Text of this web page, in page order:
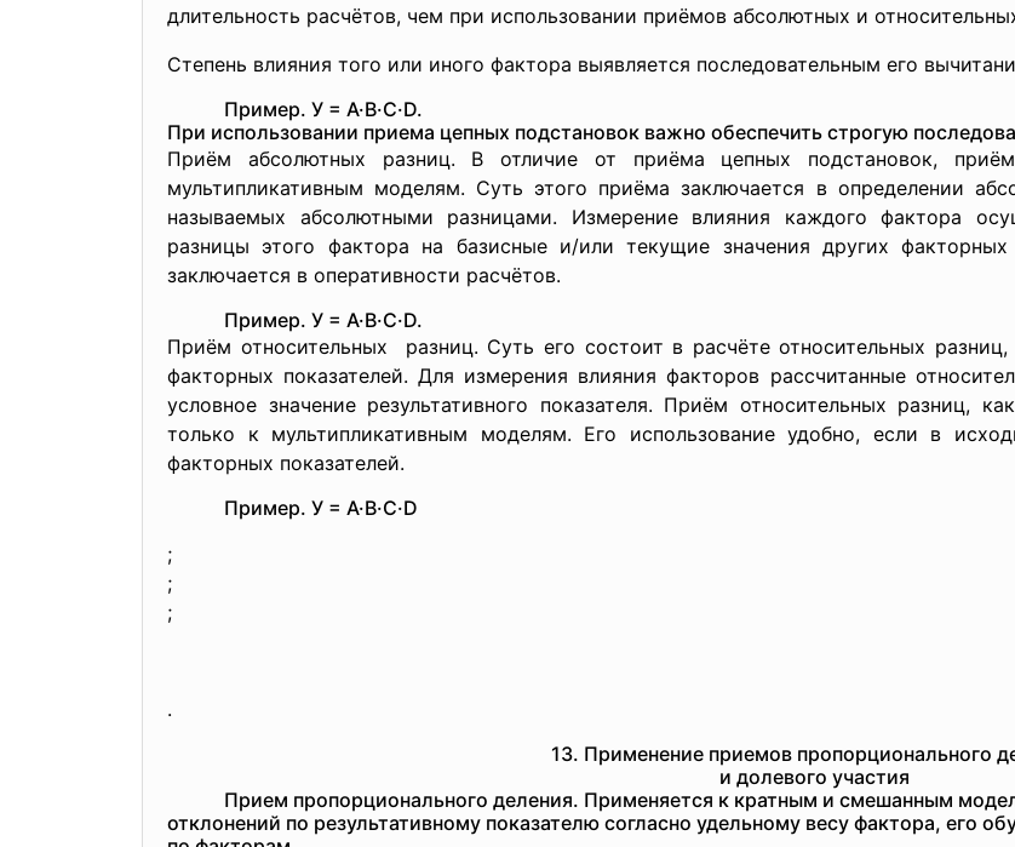
длительность расчётов, чем при использовании приёмов абсолютных и
Степень влияния того или иного фактора выявляется последовательным его
Пример. У = А·В·С·D.
При использовании приема цепных подстановок важно обеспечить строгую
Приём абсолютных разниц. В отличие от приёма цепных подстановок,
мультипликативным моделям. Суть этого приёма заключается в определении
называемых абсолютными разницами. Измерение влияния каждого фактора
разницы этого фактора на базисные и/или текущие значения других
заключается в оперативности расчётов.
Пример. У = А·В·С·D.
Приём относительных разниц. Суть его состоит в расчёте относительных
факторных показателей. Для измерения влияния факторов рассчитанные
условное значение результативного показателя. Приём относительных разниц,
только к мультипликативным моделям. Его использование удобно, если в
факторных показателей.
Пример. У = А·В·С·D
;
;
;
.
13. Применение приемов пропорционального
и долевого участия
Прием пропорционального деления. Применяется к кратным и смешанным
отклонений по результативному показателю согласно удельному весу фактора, его